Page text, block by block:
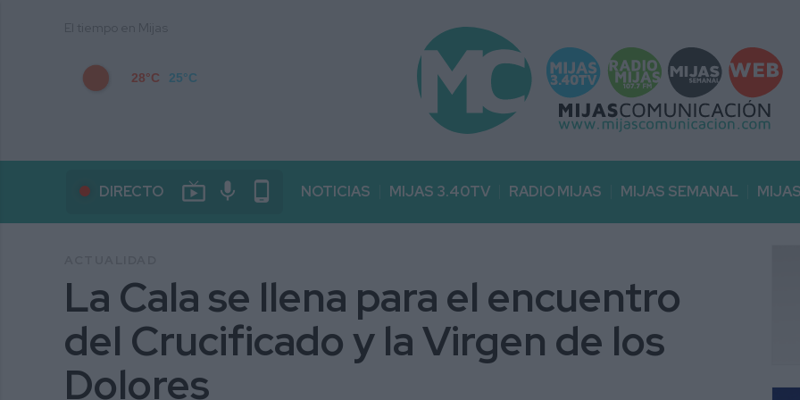
28°C 25°C
DIRECTO live_tv mic phone_android NOTICIAS MIJAS 3.40TV RADIO MIJAS MIJAS SEMANAL
La Cala se llena para el encuentro
del Crucificado y la Virgen de los
Dolores